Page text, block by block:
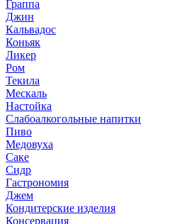
Граппа
Джин
Кальвадос
Коньяк
Ликер
Ром
Текила
Мескаль
Настойка
Слабоалкогольные напитки
Пиво
Медовуха
Саке
Сидр
Гастрономия
Джем
Кондитерские изделия
Консервация